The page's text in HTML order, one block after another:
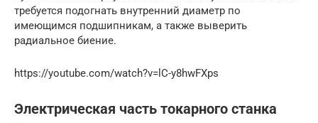
требуется подогнать внутренний диаметр по
имеющимся подшипникам, а также выверить
радиальное биение.
https://youtube.com/watch?v=lC-y8hwFXps
Электрическая часть токарного станка